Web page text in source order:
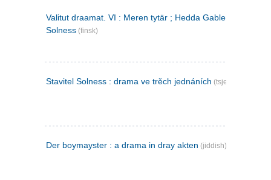
Valitut draamat. VI : Meren tytär ; Hedda Gabler ;
Solness (finsk)
Stavitel Solness : drama ve trěch jednáních (tsjekkisk)
Der boymayster : a drama in dray akten (jiddish)